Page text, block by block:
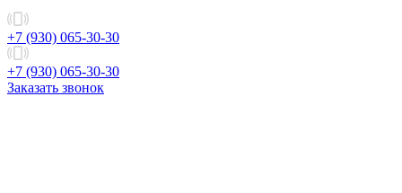
+7 (930) 065-30-30
+7 (930) 065-30-30
Заказать звонок